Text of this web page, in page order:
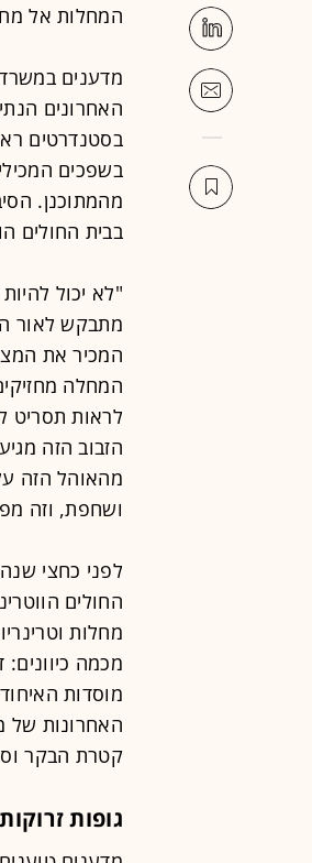
המחלות אל
מדענים
האחרונים
בסטנדרטים
בשפכים
מהמתוכנן.
בבית החולים
"לא יכול
מתבקש לאור
המכיר את
המחלה
לראות תסריט
הזבוב הזה
מהאוהל הזה
ושחפת, וזה
לפני כחצי
החולים
מכמה
מוסדות
האחרונות של
קטרת הבקר
גופות